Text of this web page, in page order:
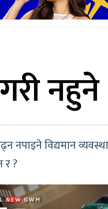
नपाइने विद्यमान
र ?